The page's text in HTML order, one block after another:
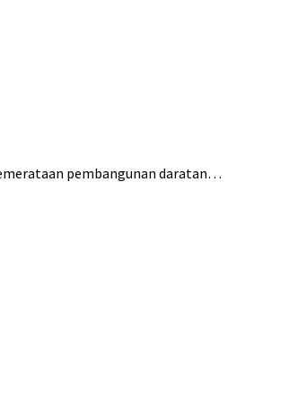
pembangunan daratan…